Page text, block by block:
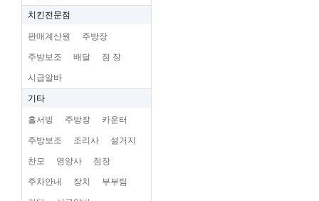
치킨전문점
판매계산원 주방장
주방보조 배달 점 장
시급알바
기타
홀서빙 주방장 카운터
주방보조 조리사 설거지
찬모 영양사 점장
주차안내 장치 부부팀